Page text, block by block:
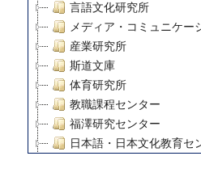
言語文化研究所
メディア・コミュニケー
産業研究所
斯道文庫
体育研究所
教職課程センター
福澤研究センター
日本語・日本文化教育セ